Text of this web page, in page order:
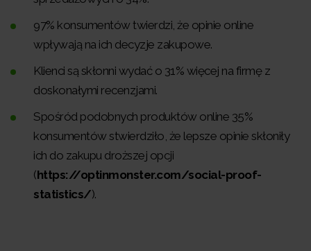
97% konsumentów twierdzi, że opinie online
wpływają na ich decyzje zakupowe.
Klienci są skłonni wydać o 31% więcej na firmę z
doskonałymi recenzjami.
Spośród podobnych produktów online 35%
konsumentów stwierdziło, że lepsze opinie skłoniły
ich do zakupu droższej opcji
(https://optinmonster.com/social-proof-
statistics/).